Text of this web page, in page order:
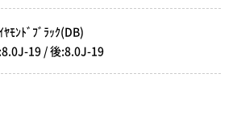
ﾓﾝﾄﾞﾌﾞﾗｯｸ(DB)
19 / 後:8.0J-19